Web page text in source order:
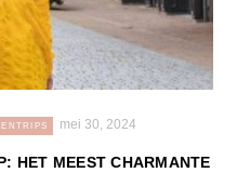
mei 30, 2024
HET MEEST CHARMANTE